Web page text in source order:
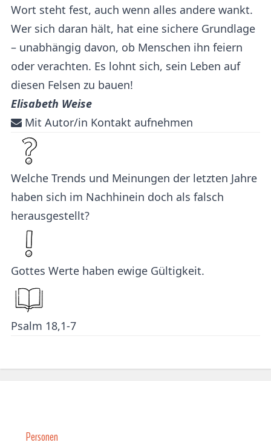
Wort steht fest, auch wenn alles andere wankt.
Wer sich daran hält, hat eine sichere Grundlage
– unabhängig davon, ob Menschen ihn feiern
oder verachten. Es lohnt sich, sein Leben auf
diesen Felsen zu bauen!
Elisabeth Weise
Mit Autor/in Kontakt aufnehmen
Welche Trends und Meinungen der letzten Jahre
haben sich im Nachhinein doch als falsch
herausgestellt?
Gottes Werte haben ewige Gültigkeit.
Psalm 18,1-7
Personen